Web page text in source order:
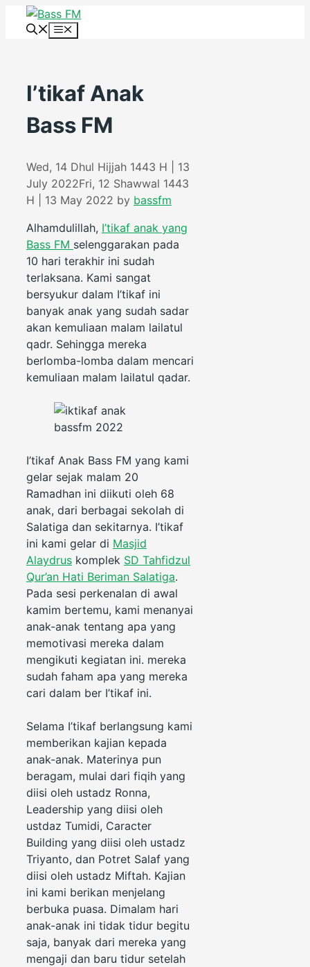
Skip
Menu
I’tikaf Anak
Bass FM
Wed, 14 Dhul Hijjah 1443 H | 13
July 2022Fri, 12 Shawwal 1443
H | 13 May 2022 by bassfm
Alhamdulillah, I’tikaf anak yang
Bass FM selenggarakan pada
10 hari terakhir ini sudah
terlaksana. Kami sangat
bersyukur dalam I’tikaf ini
banyak anak yang sudah sadar
akan kemuliaan malam lailatul
qadr. Sehingga mereka
berlomba-lomba dalam mencari
kemuliaan malam lailatul qadar.
I’tikaf Anak Bass FM yang kami
gelar sejak malam 20
Ramadhan ini diikuti oleh 68
anak, dari berbagai sekolah di
Salatiga dan sekitarnya. I’tikaf
ini kami gelar di Masjid
Alaydrus komplek SD Tahfidzul
Qur’an Hati Beriman Salatiga.
Pada sesi perkenalan di awal
kamim bertemu, kami menanyai
anak-anak tentang apa yang
memotivasi mereka dalam
mengikuti kegiatan ini. mereka
sudah faham apa yang mereka
cari dalam ber I’tikaf ini.
Selama I’tikaf berlangsung kami
memberikan kajian kepada
anak-anak. Materinya pun
beragam, mulai dari fiqih yang
diisi oleh ustadz Ronna,
Leadership yang diisi oleh
ustdaz Tumidi, Caracter
Building yang diisi oleh ustadz
Triyanto, dan Potret Salaf yang
diisi oleh ustadz Miftah. Kajian
ini kami berikan menjelang
berbuka puasa. Dimalam hari
anak-anak ini tidak tidur begitu
saja, banyak dari mereka yang
mengaji dan baru tidur setelah